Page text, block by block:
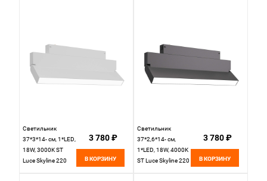
Светильник
37*3*14- см, 1*LED,
18W, 3000K ST
Luce Skyline 220
3 780 ₽
В КОРЗИНУ
Светильник
37*2,6*14- см,
1*LED, 18W, 4000K
ST Luce Skyline 220
3 780 ₽
В КОРЗИНУ